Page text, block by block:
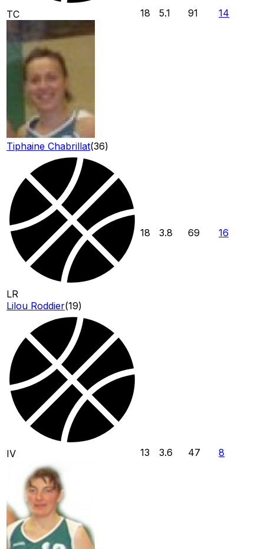
TC
Tiphaine Chabrillat(36)
18 5.1 91 14
LR
Lilou Roddier(19)
18 3.8 69 16
IV 13 3.6 47 8